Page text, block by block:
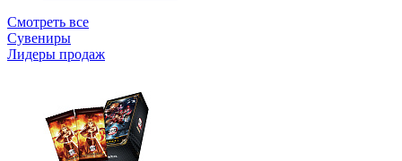
Смотреть все
Сувениры
Лидеры продаж